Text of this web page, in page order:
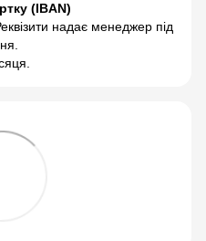
(IBAN)
надає менеджер під